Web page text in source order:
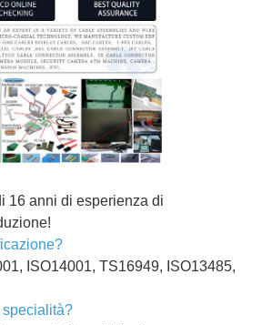
16 anni di esperienza di
ISO14001, TS16949, ISO13485,
specialità?